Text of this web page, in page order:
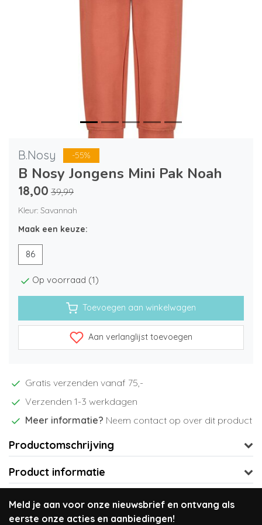
B.Nosy -55%
B Nosy Jongens Mini Pak Noah
18,00 39,99
Kleur: Savannah
Maak een keuze:
86
Op voorraad (1)
Toevoegen aan winkelwagen
Aan verlanglijst toevoegen
Gratis verzenden vanaf 75,-
Verzenden 1-3 werkdagen
Meer informatie? Neem contact op over dit product
Productomschrijving
Product informatie
Meld je aan voor onze nieuwsbrief en ontvang als
eerste onze acties en aanbiedingen!